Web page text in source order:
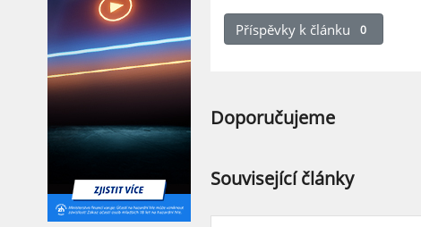
Příspěvky k článku 0
Doporučujeme
Související články